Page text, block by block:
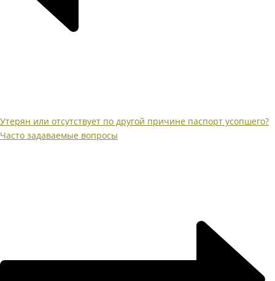
Утерян или отсутствует по другой причине паспорт усопшего?
Часто задаваемые вопросы